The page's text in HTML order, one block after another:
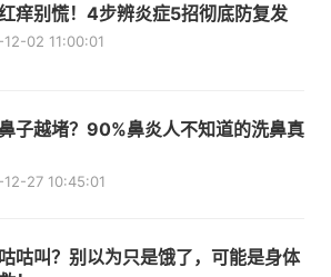
痒别慌！4步辨炎症5招彻底防复发
02 11:00:01
子越堵？90%鼻炎人不知道的洗鼻真
27 10:45:01
咕叫？别以为只是饿了，可能是身体